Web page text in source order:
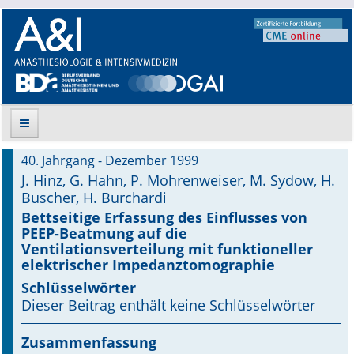
Suche
Aktuelle Ausgabe
Leitlinien
Archiv
Supplements
Supplements OrphanAnesthesia
40. Jahrgang - Dezember 1999
J. Hinz, G. Hahn, P. Mohrenweiser, M. Sydow, H.
Buscher, H. Burchardi
Bettseitige Erfassung des Einflusses von
PEEP-Beatmung auf die
Ventilationsverteilung mit funktioneller
elektrischer Impedanztomographie
Schlüsselwörter
Dieser Beitrag enthält keine Schlüsselwörter
Zusammenfassung